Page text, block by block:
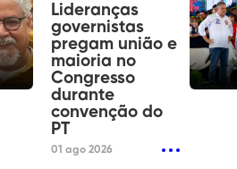
Lideranças
governistas
pregam união e
maioria no
Congresso
durante
convenção do
PT
01 ago 2026